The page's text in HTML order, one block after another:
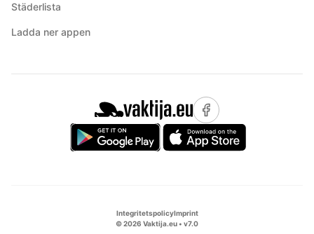
Städerlista
Ladda ner appen
IntegritetspolicyImprint
©2026 Vaktija.eu • v7.0